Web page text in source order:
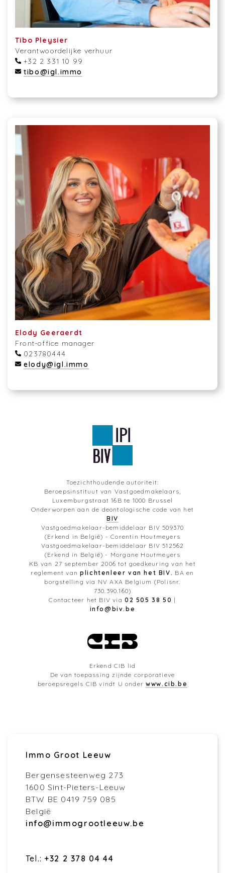
Tibo Pleysier
Verantwoordelijke verhuur
+32 2 331 10 99
tibo@igl.immo
Elody Geeraerdt
Front-office manager
023780444
elody@igl.immo
Toezichthoudende autoriteit:
Beroepsinstituut van Vastgoedmakelaars,
Luxemburgstraat 16B te 1000 Brussel
Onderworpen aan de deontologische code van het
BIV
Vastgoedmakelaar-bemiddelaar BIV 509370
(Erkend in België) - Corentin Houtmeyers
Vastgoedmakelaar-bemiddelaar BIV 512562
(Erkend in België) - Morgane Houtmeyers
KB van 27 september 2006 tot goedkeuring van het
reglement vanplichtenleer van het BIV. BA en
borgstelling via NV AXA Belgium (Polisnr.
730.390.160)
Contacteer het BIV via 02 505 38 50 |
info@biv.be
Erkend CIB lid
De van toepassing zijnde corporatieve
beroepsregels CIB vindt U onderwww.cib.be
Immo Groot Leeuw
Bergensesteenweg 273
1600 Sint-Pieters-Leeuw
BTW BE 0419 759 085
België
info@immogrootleeuw.be
Tel.: +32 2 378 04 44